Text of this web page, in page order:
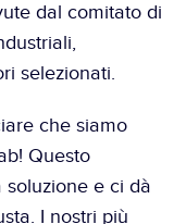
dal comitato di
selezionati.
che siamo
Questo
e ci dà
I nostri più